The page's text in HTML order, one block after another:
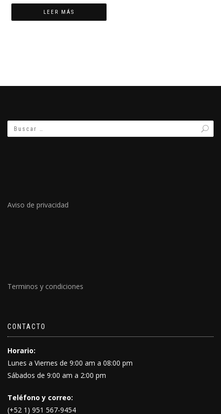
LEER MÁS
Aviso de privacidad
Terminos y condiciones
CONTACTO
Horario:
Lunes a Viernes de 9:00 am a 08:00 pm
Sábados de 9:00 am a 2:00 pm
Teléfono y correo:
(+52 1) 951 567-9454